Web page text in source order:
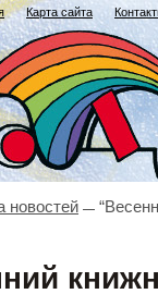
Карта сайта
новостей